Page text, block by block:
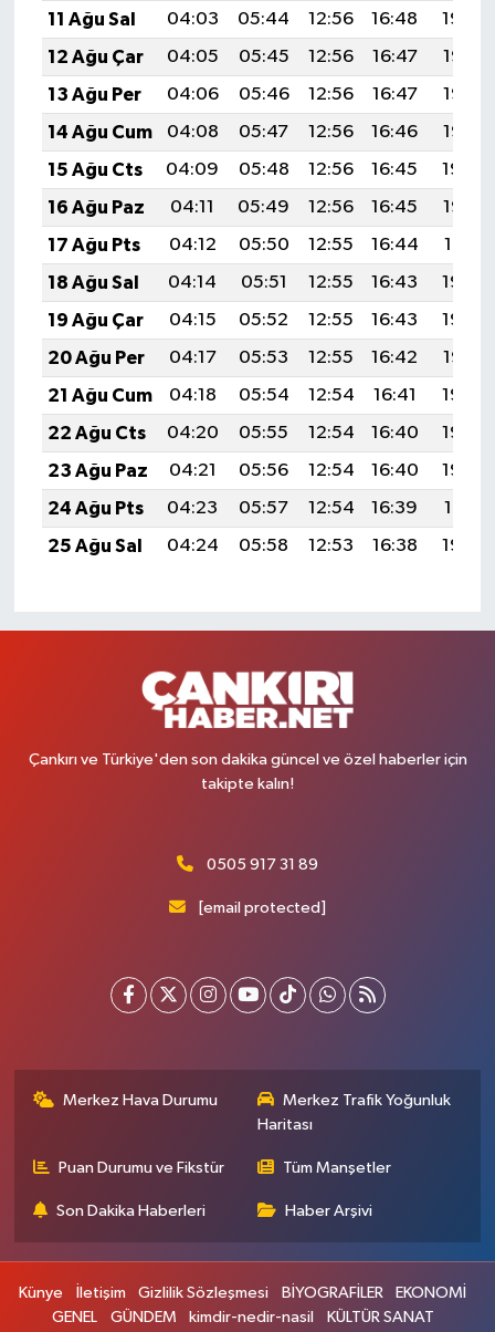
11 Ağu Sal
04:03 05:44 12:56 16:48
19:59
12 Ağu Çar
04:05 05:45 12:56 16:47
19:58
13 Ağu Per
04:06 05:46 12:56 16:47
19:57
14 Ağu Cum
04:08 05:47 12:56 16:46
19:55
15 Ağu Cts
04:09 05:48 12:56 16:45
19:54
16 Ağu Paz
04:11 05:49 12:56 16:45
19:52
17 Ağu Pts
04:12 05:50 12:55 16:44
19:51
18 Ağu Sal
04:14 05:51 12:55 16:43
19:50
19 Ağu Çar
04:15 05:52 12:55 16:43
19:48
20 Ağu Per
04:17 05:53 12:55 16:42
19:47
21 Ağu Cum
04:18 05:54 12:54 16:41
19:45
22 Ağu Cts
04:20 05:55 12:54 16:40
19:44
23 Ağu Paz
04:21 05:56 12:54 16:40
19:42
24 Ağu Pts
04:23 05:57 12:54 16:39
19:41
25 Ağu Sal
04:24 05:58 12:53 16:38 19:39
Çankırı ve Türkiye'den son dakika güncel ve özel haberler için
takipte kalın!
0505 917 31 89
[email protected]
Merkez Hava Durumu
Merkez Trafik Yoğunluk
Haritası
Puan Durumu ve Fikstür Tüm Manşetler
Son Dakika Haberleri Haber Arşivi
Künye İletişim Gizlilik Sözleşmesi BİYOGRAFİLER
EKONOMİ
GENEL
GÜNDEM kimdir-nedir-nasil KÜLTÜR SANAT